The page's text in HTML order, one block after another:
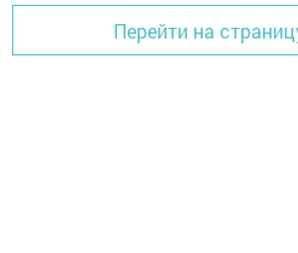
Перейти на